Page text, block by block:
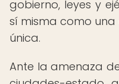
gobierno, leyes y
sí misma como
única.
Ante la amenaza